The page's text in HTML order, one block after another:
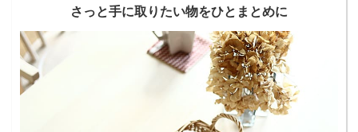
さっと手に取りたい物をひとまとめに